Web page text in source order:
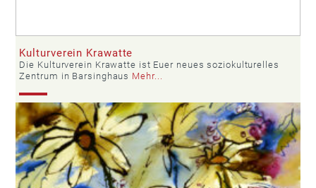
Kulturverein Krawatte
Die Kulturverein Krawatte ist Euer neues soziokulturelles
Zentrum in Barsinghaus Mehr...